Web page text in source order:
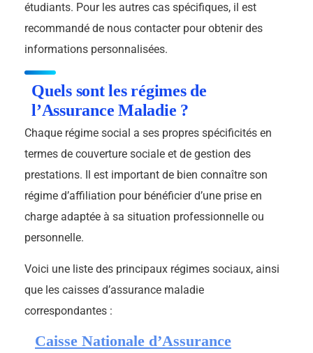
étudiants. Pour les autres cas spécifiques, il est
recommandé de nous contacter pour obtenir des
informations personnalisées.
Quels sont les régimes de
l’Assurance Maladie ?
Chaque régime social a ses propres spécificités en
termes de couverture sociale et de gestion des
prestations. Il est important de bien connaître son
régime d’affiliation pour bénéficier d’une prise en
charge adaptée à sa situation professionnelle ou
personnelle.
Voici une liste des principaux régimes sociaux, ainsi
que les caisses d’assurance maladie
correspondantes :
Caisse Nationale d’Assurance